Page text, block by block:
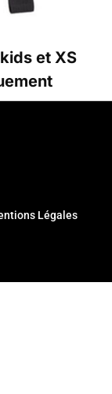
et XS
Légales